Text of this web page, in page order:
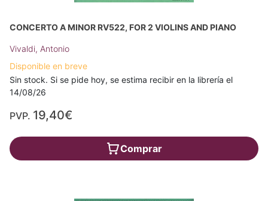
CONCERTO A MINOR RV522, FOR 2 VIOLINS AND PIANO
Vivaldi, Antonio
Disponible en breve
Sin stock. Si se pide hoy, se estima recibir en la librería el
14/08/26
PVP. 19,40€
Comprar